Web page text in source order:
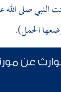
النبي صلى الله
الحمل).
عن